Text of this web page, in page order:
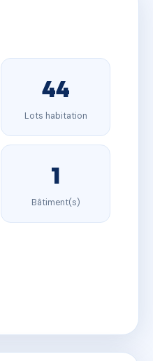
44
Lots habitation
1
Bâtiment(s)